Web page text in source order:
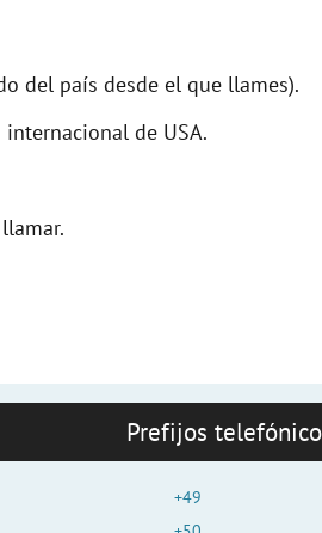
del país desde el que llames).
de USA.
Prefijos
+49